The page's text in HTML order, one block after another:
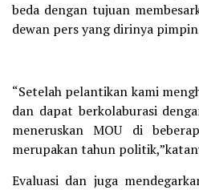
beda dengan tujuan
dewan pers yang dirinya
“Setelah pelantikan kami
dan dapat berkolaburasi
meneruskan MOU di
merupakan tahun
Evaluasi dan juga